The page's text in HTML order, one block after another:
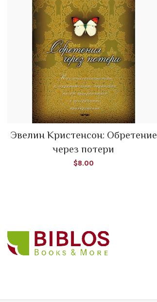
READ MORE
Эвелин Кристенсон: Обретение
через потери
$8.00